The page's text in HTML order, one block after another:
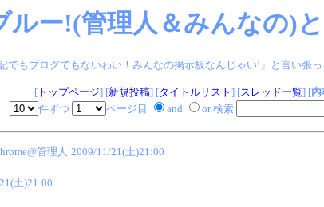
ルー!(管理人＆みんなの)
でもブログでもないわい！みんなの掲示板なんじゃい!」と言い張
[トップページ] [新規投稿] [タイトルリスト ] [スレッド一覧] [内
件ずつ
ページ目 and or 検索
管理人 2009/11/21(土)21:00
土)21:00